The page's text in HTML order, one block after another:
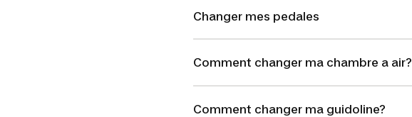
Changer mes pedales
Comment changer ma chambre a air?
Comment changer ma guidoline?